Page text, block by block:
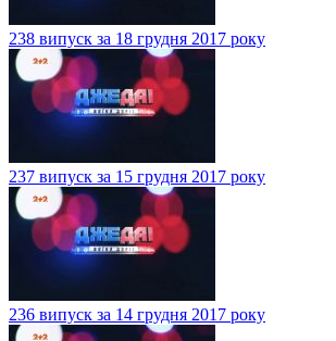
238 випуск за 18 грудня 2017 року
237 випуск за 15 грудня 2017 року
236 випуск за 14 грудня 2017 року